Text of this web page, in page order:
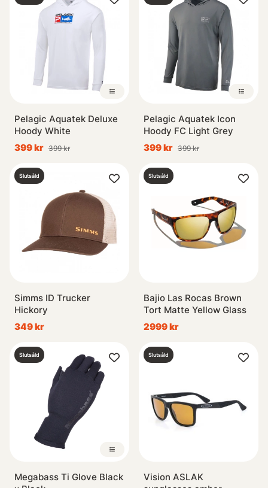
Pelagic Aquatek Deluxe
Hoody White
399 kr 399 kr
Pelagic Aquatek Icon
Hoody FC Light Grey
399 kr 399 kr
Slutsåld
Simms ID Trucker
Hickory
349 kr
Slutsåld
Bajio Las Rocas Brown
Tort Matte Yellow Glass
2999 kr
Slutsåld
Megabass Ti Glove Black
Slutsåld
Vision ASLAK